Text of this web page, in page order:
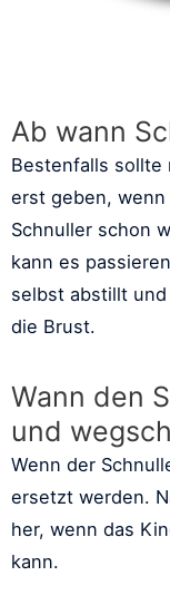
Ab wann
Bestenfalls sollte
erst geben,
Schnuller schon
kann es
selbst abstillt
die Brust.
Wann den
und
Wenn der
ersetzt werden.
her, wenn das
kann.